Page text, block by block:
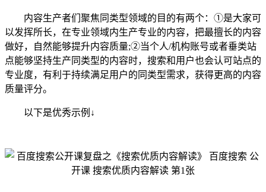
内容生产者们聚焦同类型领域的目的有两个：①是大家可
以发挥所长，在专业领域内生产专业的内容，把最擅长的内容
做好，自然能够提升内容质量;②当个人/机构账号或者垂类站
点能够坚持生产同类型的内容时，搜索和用户也会认可站点的
专业度，有利于持续满足用户的同类型需求，获得更高的内容
质量评分。
以下是优秀示例↓